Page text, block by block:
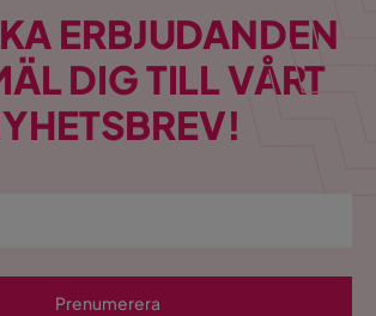
ERBJUDANDEN
DIG TILL VÅRT
Prenumerera